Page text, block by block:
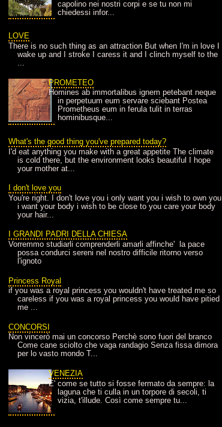
capolino nei nostri corpi e se tu non mi
chiedessi infor...
LOVE
There is no such thing as an attraction But when I'm in love I
wake up and I stroke I caress it and I clinch myself to the
...
PROMETEO
Homines ab immortalibus ignem petebant neque
in perpetuum eum servare sciebant Postea
Prometheus eum in ferula tulit in terras
hominibusque...
What's the good thing you've prepared today?
I'd eat anything you make with a great appetite The climate
is cold there, but the environment looks beautiful I hope
your mother at...
I don't love you
You're right. I don't love you i only want you i wish to own you
i want your body i wish to be close to you care your body
your hair...
I GRANDI PADRI DELLA CHIESA
Vorremmo studiarli comprenderli amarli affinche' la pace
possa condurci sereni nel nostro difficile ritorno verso
l'ignoto
Princess Royal
if you was a royal princess you wouldn't have treated me so
careless if you was a royal princess you would have pitied
me ...
CONCORSI
Non vincerò mai un concorso Perchè sono fuori del branco
Come cane sciolto che vaga randagio Senza fissa dimora
per lo vasto mondo T...
VENEZIA
E' come se tutto si fosse fermato da sempre: la
laguna che ti culla in un torpore di secoli, ti
vizia, t'illude. Così come sempre tu...